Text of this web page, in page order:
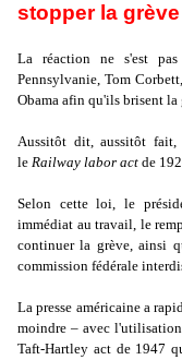
stopper la
La réaction ne s'est
Pennsylvanie, Tom
Obama afin qu'ils brisent la
Aussitôt dit, aussitôt
le Railway labor act de
Selon cette loi, le
immédiat au travail, le
continuer la grève, ainsi
commission fédérale
La presse américaine a
moindre – avec
Taft-Hartley act de 1947